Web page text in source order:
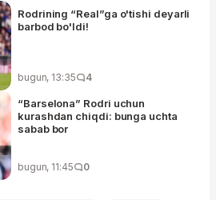
Rodrining “Real”ga o'tishi deyarli
barbod bo'ldi!
bugun, 13:35 4
“Barselona” Rodri uchun
kurashdan chiqdi: bunga uchta
sabab bor
bugun, 11:45 0